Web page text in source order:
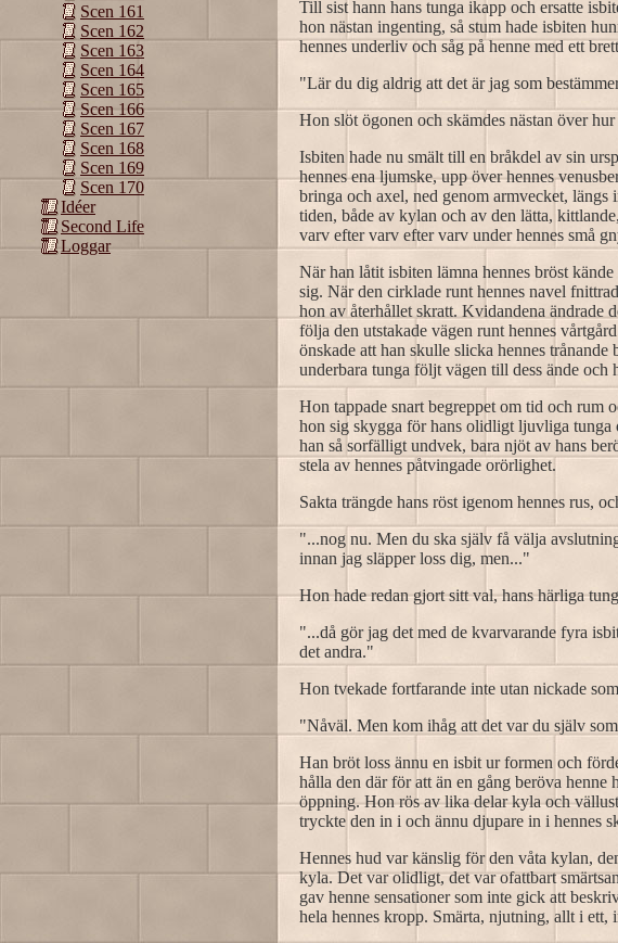
Scen 161
Scen 162
Scen 163
Scen 164
Scen 165
Scen 166
Scen 167
Scen 168
Scen 169
Scen 170
Idéer
Second Life
Loggar
Till sist hann hans tunga ikapp och ersatte
hon nästan ingenting, så stum hade isbiten
hennes underliv och såg på henne med ett
"Lär du dig aldrig att det är jag som
Hon slöt ögonen och skämdes nästan över
Isbiten hade nu smält till en bråkdel av sin
hennes ena ljumske, upp över hennes
bringa och axel, ned genom armvecket, längs
tiden, både av kylan och av den lätta,
varv efter varv efter varv under hennes små
När han låtit isbiten lämna hennes bröst
sig. När den cirklade runt hennes navel
hon av återhållet skratt. Kvidandena ändrade
följa den utstakade vägen runt hennes
önskade att han skulle slicka hennes
underbara tunga följt vägen till dess ände
Hon tappade snart begreppet om tid och rum
hon sig skygga för hans olidligt ljuvliga tunga
han så sorfälligt undvek, bara njöt av hans
stela av hennes påtvingade orörlighet.
Sakta trängde hans röst igenom hennes rus,
"...nog nu. Men du ska själv få välja
innan jag släpper loss dig, men..."
Hon hade redan gjort sitt val, hans härliga
"...då gör jag det med de kvarvarande fyra
det andra."
Hon tvekade fortfarande inte utan nickade
"Nåväl. Men kom ihåg att det var du själv
Han bröt loss ännu en isbit ur formen och
hålla den där för att än en gång beröva
öppning. Hon rös av lika delar kyla och
tryckte den in i och ännu djupare in i hennes
Hennes hud var känslig för den våta kylan,
kyla. Det var olidligt, det var ofattbart
gav henne sensationer som inte gick att
hela hennes kropp. Smärta, njutning, allt i